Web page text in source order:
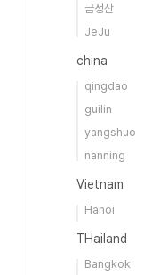
금정산
JeJu
china
qingdao
guilin
yangshuo
nanning
Vietnam
Hanoi
THailand
Bangkok